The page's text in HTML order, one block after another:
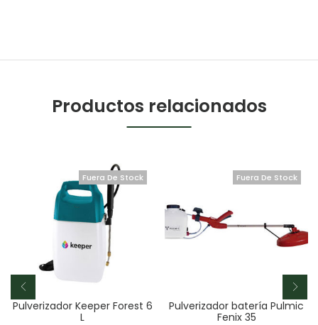
Productos relacionados
Fuera De Stock
Pulverizador Keeper Forest 6
L
Fuera De Stock
Pulverizador batería Pulmic
Fenix 35